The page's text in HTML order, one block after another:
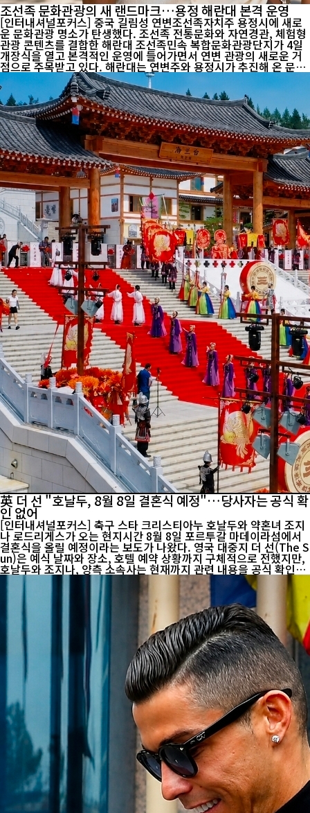
조선족 문화관광의 새 랜드마크…용정 해란대 본격 운영
[인터내셔널포커스] 중국 길림성 연변조선족자치주 용정시에 새로
운 문화관광 명소가 탄생했다. 조선족 전통문화와 자연경관, 체험형
관광 콘텐츠를 결합한 해란대 조선족민속 복합문화관광단지가 4일
개장식을 열고 본격적인 운영에 들어가면서 연변 관광의 새로운 거
점으로 주목받고 있다. 해란대는 연변주와 용정시가 추진해 온 문화
관광 경쟁력 강화 사업의 핵심 프로젝트다. 조선족 전통문화를 현대
적인 관광 콘텐츠로 재해석하고, 모아산과 해란강의 자연환경을 연
계해 문화와 휴식, 체험을 함께 즐길 수 있는 복합 관광공간으로 조
성됐다. 개장식은 조선족 전통 가무와 민속공연으로 막을 올렸다. 흥
겨운 장단에 맞춘 춤과 노래, 전통 공연이 이어지며 행사장은 축제
분위기로 가득 찼고, 행사장을 찾은 시민과 관광객들은 조선족의 생
활문화와 전통 예술을 가까이에서 체험하며 개장을 함께 축하했다.
...
英 더 선 "호날두, 8월 8일 결혼식 예정"…당사자는 공식 확
인 없어
[인터내셔널포커스] 축구 스타 크리스티아누 호날두와 약혼녀 조지
나 로드리게스가 오는 현지시간 8월 8일 포르투갈 마데이라섬에서
결혼식을 올릴 예정이라는 보도가 나왔다. 영국 대중지 더 선(The S
un)은 예식 날짜와 장소, 호텔 예약 상황까지 구체적으로 전했지만,
호날두와 조지나, 양측 소속사는 현재까지 관련 내용을 공식 확인하
지 않고 있다. 따라서 이번 결혼설 역시 외신 보도에 근거한 내용으
로, 사실 여부는 아직 검증되지 않은 상태다. 더 선은 호날두와 조지
나가 포르투갈 마데이라섬 수도 푼샬(Funchal)의 대성당에서 결혼
식을 올리고, 피로연은 인근 5성급 사보이 팰리스 호텔에서 진행할
예정이라고 보도했다. 마데이라는 호날두가 태어나 유소년 시절을
보낸 고향으로, 그의 축구 인생이 시작된 상징적인 장소다. 더 선은
호텔이 해당 기간 일부 객실 층과 바(Bar) 시설을 일반 고객에게 개
방하지 ...